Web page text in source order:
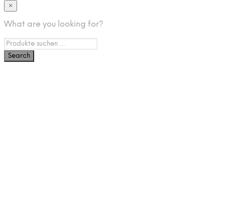
×
What are you looking for?